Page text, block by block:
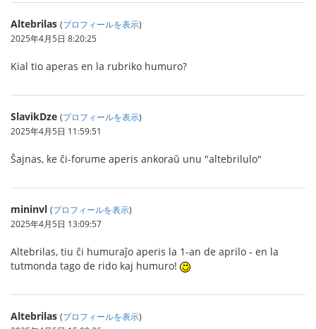
Altebrilas (プロフィールを表示)
2025年4月5日 8:20:25
Kial tio aperas en la rubriko humuro?
SlavikDze (プロフィールを表示)
2025年4月5日 11:59:51
Ŝajnas, ke ĉi-forume aperis ankoraŭ unu "altebrilulo"
mininvl (プロフィールを表示)
2025年4月5日 13:09:57
Altebrilas, tiu ĉi humuraĵo aperis la 1-an de aprilo - en la
tutmonda tago de rido kaj humuro!
Altebrilas (プロフィールを表示)